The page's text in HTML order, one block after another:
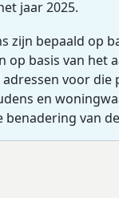
jaar 2025.
zijn bepaald op
op basis van
voor
en
van